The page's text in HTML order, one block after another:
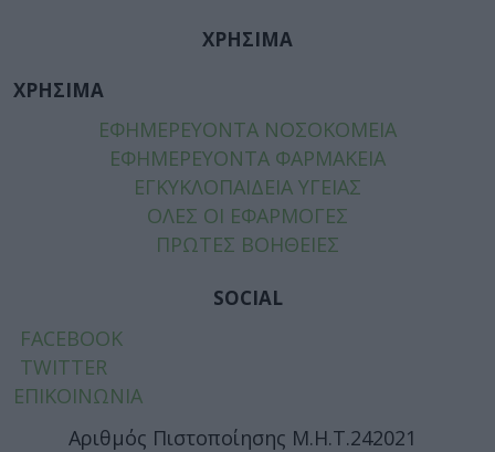
ΧΡΗΣΙΜΑ
ΧΡΗΣΙΜΑ
ΕΦΗΜΕΡΕΥΟΝΤΑ ΝΟΣΟΚΟΜΕΙΑ
ΕΦΗΜΕΡΕΥΟΝΤΑ ΦΑΡΜΑΚΕΙΑ
ΕΓΚΥΚΛΟΠΑΙΔΕΙΑ ΥΓΕΙΑΣ
ΟΛΕΣ ΟΙ ΕΦΑΡΜΟΓΕΣ
ΠΡΩΤΕΣ ΒΟΗΘΕΙΕΣ
SOCIAL
FACEBOOK
TWITTER
ΕΠΙΚΟΙΝΩΝΙΑ
Αριθμός Πιστοποίησης Μ.Η.Τ.242021